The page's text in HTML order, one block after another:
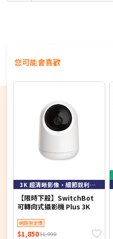
您可能會喜歡
3K 超清晰影像，細節銳利不失真
【限時下殺】SwitchBot
可轉向式攝影機 Plus 3K
網路限定價
$1,850$1,990